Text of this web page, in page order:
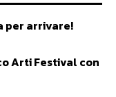
per arrivare!
Arti Festival con